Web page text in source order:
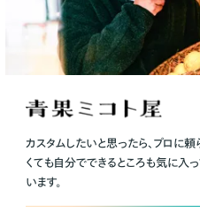
カスタムしたいと思ったら、プロに頼
くても自分でできるところも気に入
います。